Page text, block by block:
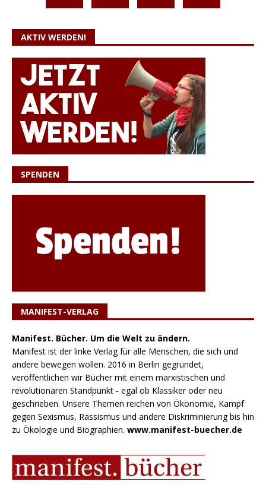
AKTIV WERDEN!
SPENDEN
MANIFEST-VERLAG
Manifest. Bücher. Um die Welt zu ändern.
Manifest ist der linke Verlag für alle Menschen, die sich und
andere bewegen wollen. 2016 in Berlin gegründet,
veröffentlichen wir Bücher mit einem marxistischen und
revolutionären Standpunkt - egal ob Klassiker oder neu
geschrieben. Unsere Themen reichen von Ökonomie, Kampf
gegen Sexismus, Rassismus und andere Diskriminierung bis hin
zu Ökologie und Biographien. www.manifest-buecher.de